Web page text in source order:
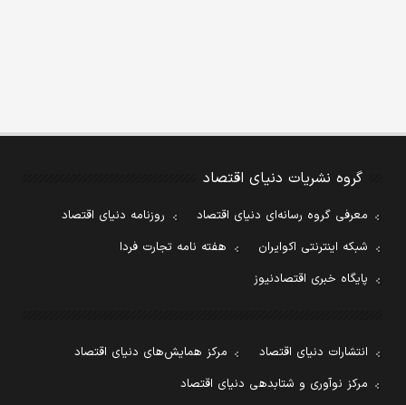
گروه نشریات دنیای اقتصاد
معرفی گروه رسانه‌ای دنیای اقتصاد
روزنامه دنیای اقتصاد
شبکه اینترنتی اکوایران
هفته نامه تجارت فردا
پایگاه خبری اقتصادنیوز
انتشارات دنیای اقتصاد
مرکز همایش‌های دنیای اقتصاد
مرکز نوآوری و شتابدهی دنیای اقتصاد